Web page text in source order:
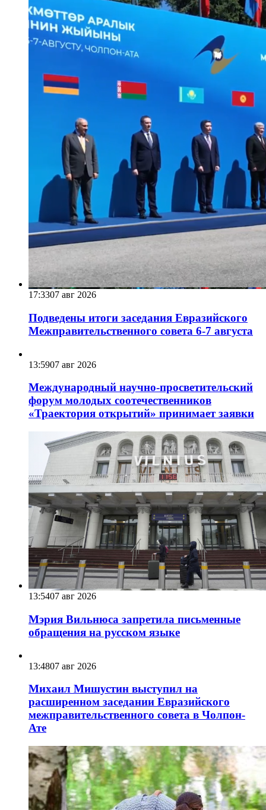
17:3307 авг 2026
Подведены итоги заседания Евразийского
Межправительственного совета 6-7 августа
13:5907 авг 2026
Международный научно-просветительский
форум молодых соотечественников
«Траектория открытий» принимает заявки
13:5407 авг 2026
Мэрия Вильнюса запретила письменные
обращения на русском языке
13:4807 авг 2026
Михаил Мишустин выступил на
расширенном заседании Евразийского
межправительственного совета в Чолпон-
Ате